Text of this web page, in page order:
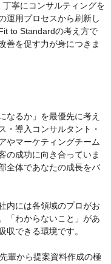
寧にコンサルティングを
運用プロセスから刷新し
to Standardの考え方で
善を促す力が身につきま
なるか」を最優先に考え
・導入コンサルタント・
やマーケティングチーム
の成功に向き合っていま
全体であなたの成長をバ
内には各領域のプロがお
「わからないこと」があ
収できる環境です。
輩から提案資料作成の極